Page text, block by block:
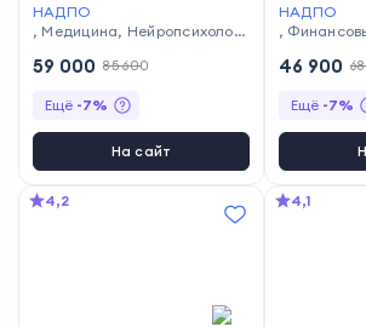
НАДПО
, Медицина, Нейропсихологи
59 000 85 600
Ещё -7%
На сайт
НАДПО
,
46 900
Ещё -7%
4,2 4,1